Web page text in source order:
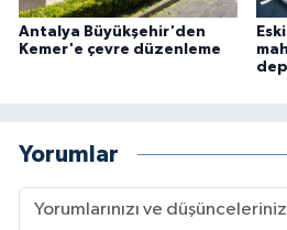
Antalya Büyükşehir'den
Kemer'e çevre düzenleme
Yorumlar